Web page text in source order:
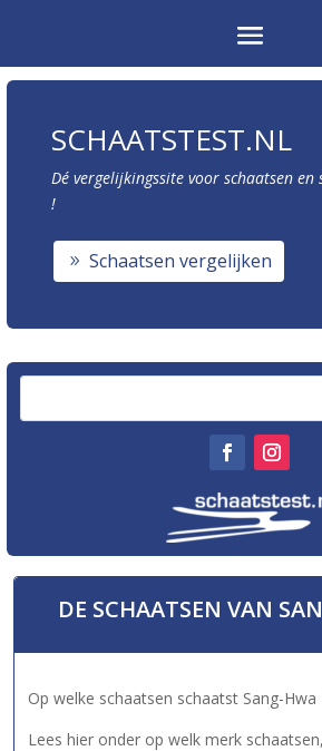
SCHAATSTEST.NL
Dé vergelijkingssite voor schaatsen
!
Schaatsen vergelijken
DE SCHAATSEN VAN
Op welke schaatsen schaatst Sang-Hwa
Lees hier onder op welk merk